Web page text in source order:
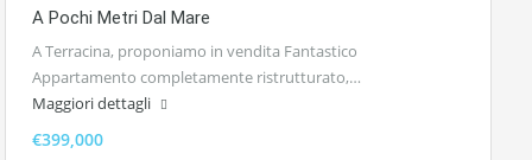
A Pochi Metri Dal Mare
A Terracina, proponiamo in vendita Fantastico
Appartamento completamente ristrutturato,…
Maggiori dettagli
€399,000